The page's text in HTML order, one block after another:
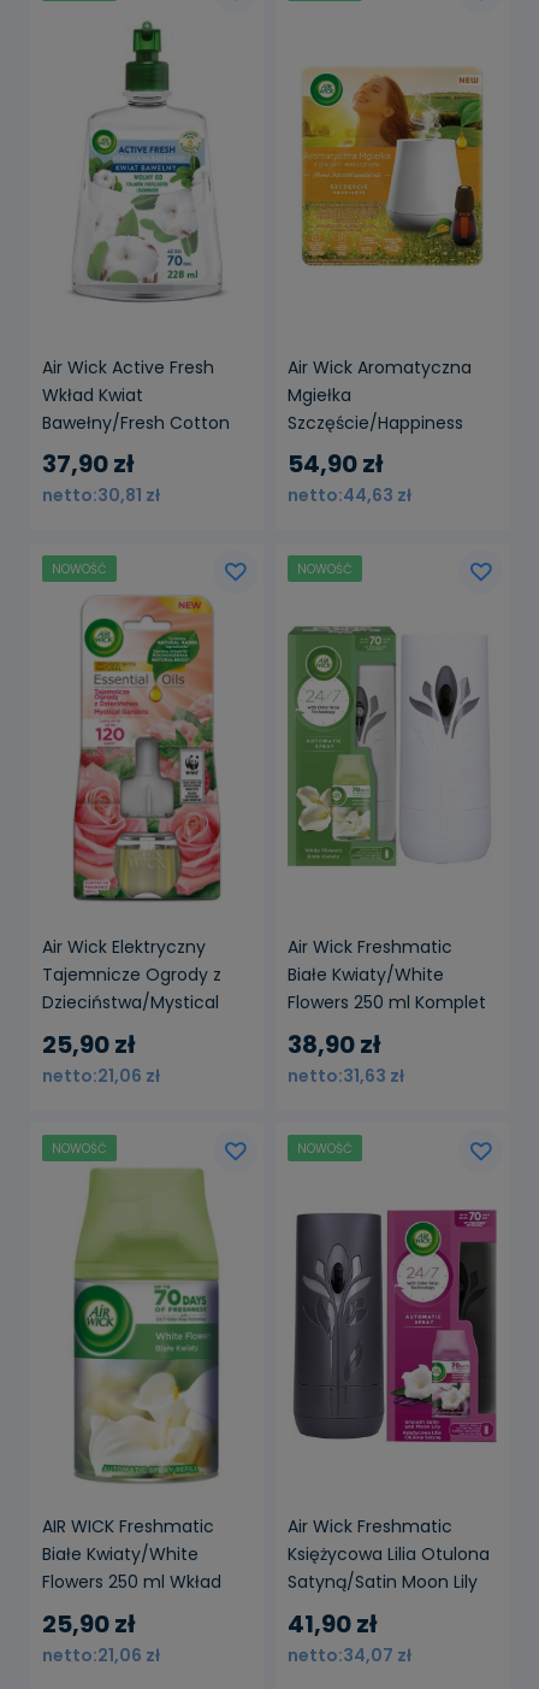
Air Wick Active Fresh
Wkład Kwiat
Bawełny/Fresh Cotton
228 ml
37,90 zł
30,81 zł
Air Wick Aromatyczna
Mgiełka
Szczęście/Happiness
20ml Komplet
54,90 zł
44,63 zł
Air Wick Elektryczny
Tajemnicze Ogrody z
Dzieciństwa/Mystical
Gardens 19 ml Wkład
25,90 zł
21,06 zł
NOWOŚĆ
Air Wick Freshmatic
Białe Kwiaty/White
Flowers 250 ml Komplet
38,90 zł
31,63 zł
NOWOŚĆ
AIR WICK Freshmatic
Białe Kwiaty/White
Flowers 250 ml Wkład
25,90 zł
21,06 zł
NOWOŚĆ
Air Wick Freshmatic
Księżycowa Lilia Otulona
Satyną/Satin Moon Lily
250 ml Komplet
41,90 zł
34,07 zł
NOWOŚĆ